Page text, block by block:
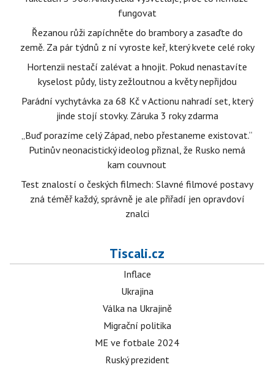
fungovat
Řezanou růži zapíchněte do brambory a zasaďte do
země. Za pár týdnů z ní vyroste keř, který kvete celé roky
Hortenzii nestačí zalévat a hnojit. Pokud nenastavíte
kyselost půdy, listy zežloutnou a květy nepřijdou
Parádní vychytávka za 68 Kč v Actionu nahradí set, který
jinde stojí stovky. Záruka 3 roky zdarma
„Buď porazíme celý Západ, nebo přestaneme existovat.“
Putinův neonacistický ideolog přiznal, že Rusko nemá
kam couvnout
Test znalostí o českých filmech: Slavné filmové postavy
zná téměř každý, správně je ale přiřadí jen opravdoví
znalci
Tiscali.cz
Inflace
Ukrajina
Válka na Ukrajině
Migrační politika
ME ve fotbale 2024
Ruský prezident